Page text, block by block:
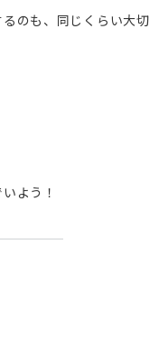
のも、同じくらい大切
よう！